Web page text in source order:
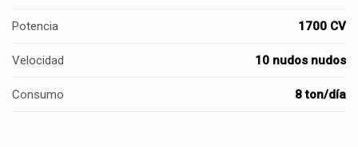
Potencia 1700 CV
Velocidad 10 nudos nudos
Consumo 8 ton/día